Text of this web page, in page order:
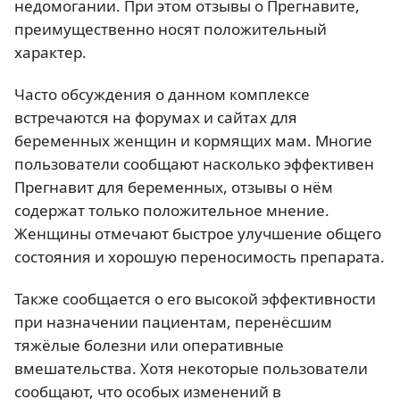
недомогании. При этом отзывы о Прегнавите,
преимущественно носят положительный
характер.
Часто обсуждения о данном комплексе
встречаются на форумах и сайтах для
беременных женщин и кормящих мам. Многие
пользователи сообщают насколько эффективен
Прегнавит для беременных, отзывы о нём
содержат только положительное мнение.
Женщины отмечают быстрое улучшение общего
состояния и хорошую переносимость препарата.
Также сообщается о его высокой эффективности
при назначении пациентам, перенёсшим
тяжёлые болезни или оперативные
вмешательства. Хотя некоторые пользователи
сообщают, что особых изменений в